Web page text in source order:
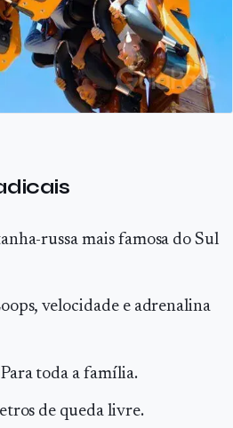
russa mais famosa do Sul
velocidade e adrenalina
toda a família.
de queda livre.